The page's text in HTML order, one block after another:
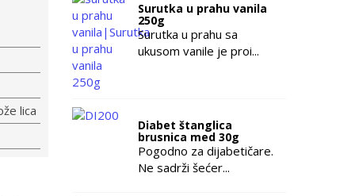
lica
Surutka u prahu vanila
250g
Surutka u prahu sa
ukusom vanile je proi...
Diabet štanglica
brusnica med 30g
Pogodno za dijabetičare.
Ne sadrži šećer...